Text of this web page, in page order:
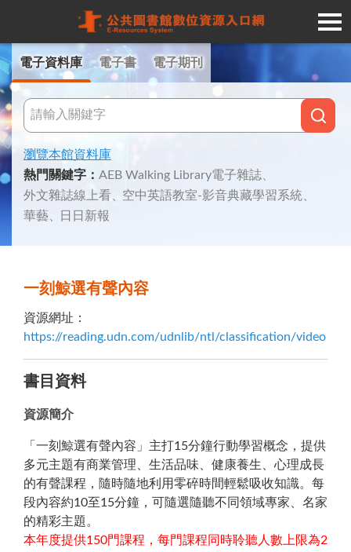
電子資料庫 電子書 電子期刊
瀏覽本館資料庫
熱門關鍵字 ： AEB Walking Library電子雜誌
外文雜誌線上看
空中英語教室-影音典藏學習系統
華藝
日日新報
一刻鯨選有聲內容
資源網址 ：
https://reading.udn.com/udnlib/ntl/classification/video
書目資料
資源簡介
「一刻鯨選有聲內容」主打15分鐘行動學習概念，提供
多元主題有商業管理、生活品味、健康養生、心理成長
的有聲課程，隨時隨地利用零碎時間輕鬆吸收知識。每
段內容約10至15分鐘，可隨選隨聽不同領域專家、名家
的精彩主題。
本年度提供150門課程，每門課程同時聆聽人數上限為2
Navigated to 公共圖書館數位資源入口網